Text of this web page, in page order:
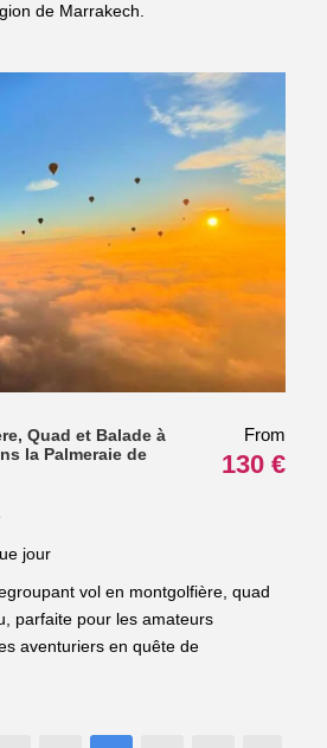
de Marrakech.
Quad et Balade à
la Palmeraie de
From
130 €
jour
vol en montgolfière, quad
parfaite pour les amateurs
aventuriers en quête de